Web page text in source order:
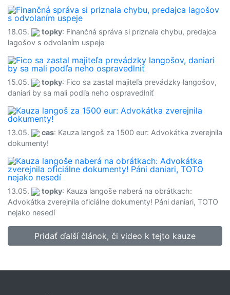
18.05. topky: Finančná správa si priznala chybu, predajca
lagošov s odvolaním uspeje
15.05. topky: Fico sa zastal majiteľa prevádzky langošov,
daniari by sa mali podľa neho ospravedlniť
13.05. cas: Kauza langoš za 1500 eur: Advokátka zverejnila
dokumenty!
13.05. topky: Kauza langoše naberá na obrátkach:
Advokátka zverejnila oficiálne dokumenty! Páni daniari, TOTO
nejako nesedí
Pridať ďalší článok, či video k tejto kauze